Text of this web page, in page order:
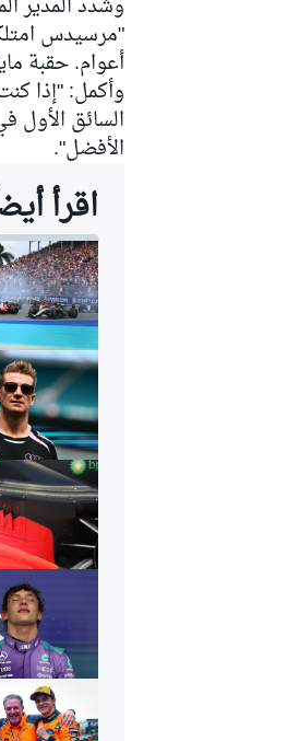
"مرسيدس
أعوام. حقبة
وأكمل: "إذا
السائق الأول
الأفضل".
اقرأ